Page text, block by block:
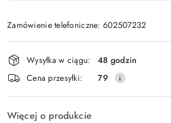
Zamówienie telefoniczne: 602507232
Wyślij
Dostępność
i
dostawa
Wysyłka w ciągu:
48 godzin
Cena przesyłki:
79
Więcej o produkcie